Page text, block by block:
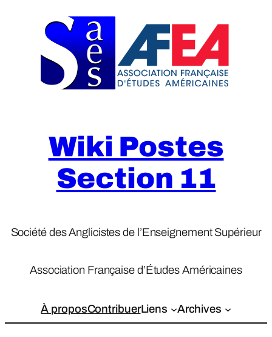
Wiki Postes
Section 11
Société des Anglicistes de l’Enseignement Supérieur
Association Française d’Études Américaines
À proposContribuerLiens Archives